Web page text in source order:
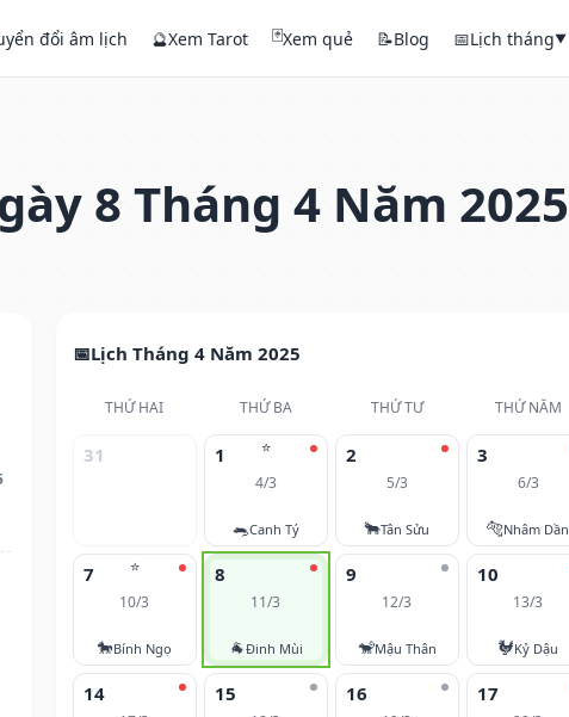
đổi âm lịch 🔮Xem Tarot 🃏Xem quẻ 📝Blog 📅Lịch tháng▼
8 Tháng 4 Năm 2025
Lịch Tháng 4 Năm 2025
THỨ HAI THỨ BA THỨ TƯ THỨ NĂM
31 ⭐
1
4/3
🐀Canh Tý
2
5/3
🐂Tân Sửu
3
6/3
🐅Nhâm Dần
⭐
7
10/3
🐎Bính Ngọ
8
11/3
🐐Đinh Mùi
9
12/3
🐒Mậu Thân
10
13/3
🐓Kỷ Dậu
14 15 16 17